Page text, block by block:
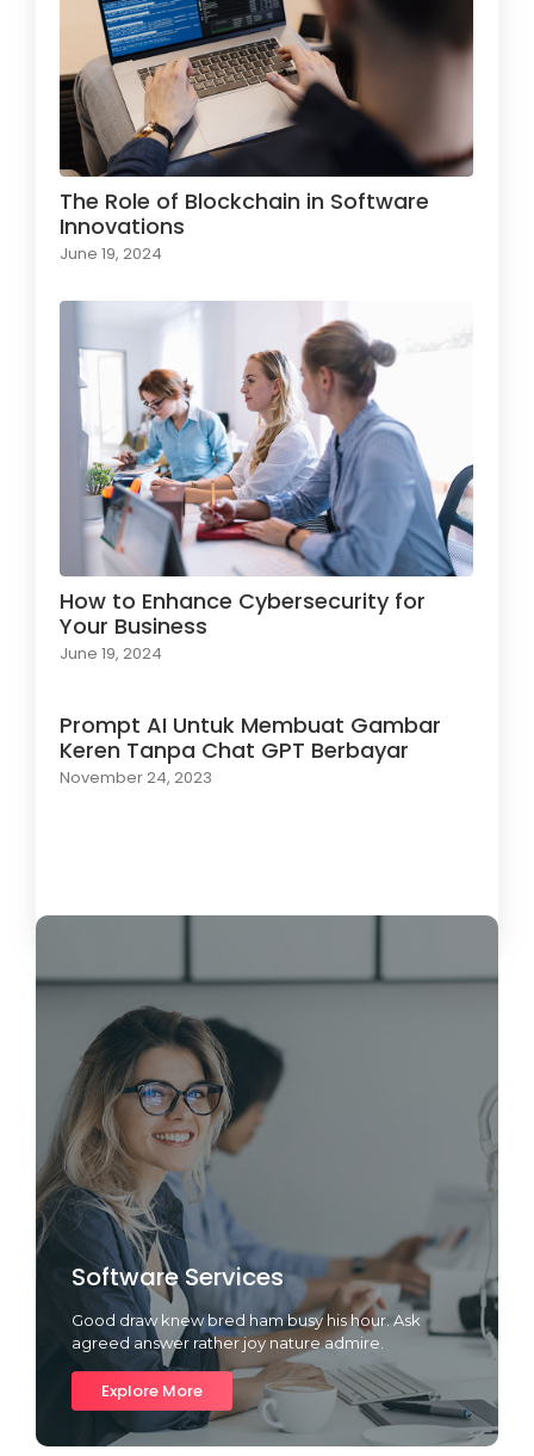
The Role of Blockchain in Software
Innovations
June 19, 2024
How to Enhance Cybersecurity for
Your Business
June 19, 2024
Prompt AI Untuk Membuat Gambar
Keren Tanpa Chat GPT Berbayar
November 24, 2023
Software Services
Good draw knew bred ham busy his hour. Ask
agreed answer rather joy nature admire.
Explore More